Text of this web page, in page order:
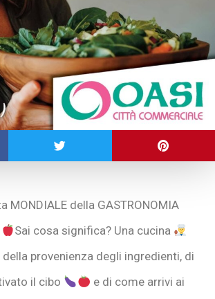
MONDIALE della GASTRONOMIA
Sai cosa significa? Una cucina
provenienza degli ingredienti, di
il cibo
e di come arrivi ai